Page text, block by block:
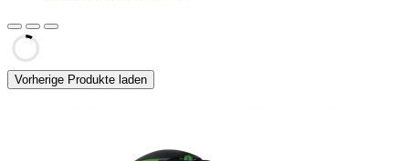
Vorherige Produkte laden